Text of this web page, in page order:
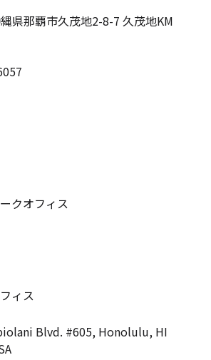
県那覇市久茂地2-8-7 久茂地KM
クオフィス
ィス
Blvd. #605, Honolulu, HI